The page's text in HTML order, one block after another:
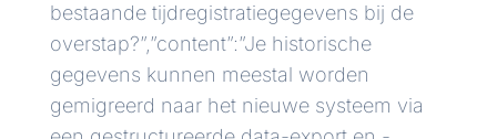
bestaande tijdregistratiegegevens bij de
overstap?”,”content”:”Je historische
gegevens kunnen meestal worden
gemigreerd naar het nieuwe systeem via